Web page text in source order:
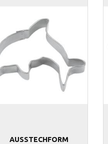
AUSSTECHFORM